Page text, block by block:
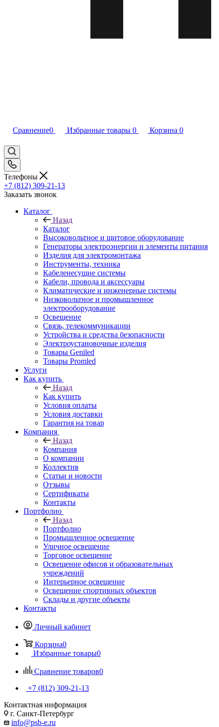
Сравнение0 Избранные товары 0 Корзина 0
Телефоны
+7 (812) 309-21-13
Заказать звонок
Каталог
Назад
Каталог
Высоковольтное и щитовое оборудование
Генераторы электроэнергии и элементы питания
Изделия для электромонтажа
Инструменты, техника
Кабеленесущие системы
Кабели, провода и аксессуары
Климатические и инженерные системы
Низковольтное и промышленное
электрооборудование
Освещение
Связь, телекоммуникации
Устройства и средства безопасности
Электроустановочные изделия
Товары Geniled
Товары Promled
Услуги
Как купить
Назад
Как купить
Условия оплаты
Условия доставки
Гарантия на товар
Компания
Назад
Компания
О компании
Коллектив
Статьи и новости
Отзывы
Сертификаты
Контакты
Портфолио
Назад
Портфолио
Промышленное освещение
Уличное освещение
Торговое освещение
Освещение офисов и образовательных
учреждений
Интерьерное освещение
Освещение спортивных объектов
Склады и другие объекты
Контакты
Личный кабинет
Корзина0
Избранные товары0
Сравнение товаров0
+7 (812) 309-21-13
Контактная информация
г. Санкт-Петербург
info@psb-e.ru